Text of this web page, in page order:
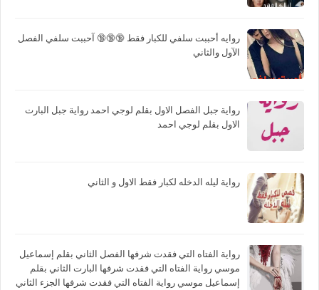
روايه أحببت سلفي للكبار فقط 🔞🔞🔞 آحببت سلفي الفصل
الآول والثاني
رواية جبل الفصل الاول بقلم لوجي احمد رواية جبل البارت
الاول بقلم لوجي احمد
رواية ليله الدخله لكبار فقط الاول و الثاني
رواية الفتاه التي فقدت شرفها الفصل الثاني بقلم إسماعيل
موسي رواية الفتاه التي فقدت شرفها البارت الثاني بقلم
إسماعيل موسي رواية الفتاه التي فقدت شرفها الجزء الثاني